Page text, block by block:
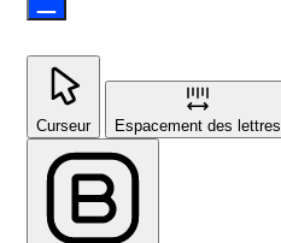
Curseur Espacement des lettres